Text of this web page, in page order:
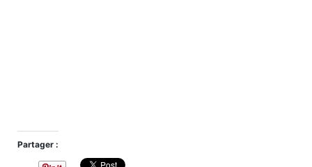
Partager :